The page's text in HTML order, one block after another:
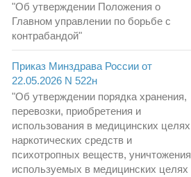
"Об утверждении Положения о
Главном управлении по борьбе с
контрабандой"
Приказ Минздрава России от
22.05.2026 N 522н
"Об утверждении порядка хранения,
перевозки, приобретения и
использования в медицинских целях
наркотических средств и
психотропных веществ, уничтожения
используемых в медицинских целях